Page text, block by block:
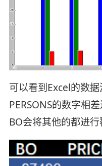
可以看到Excel的数
PERSONS的数字相
BO会将其他的都进行